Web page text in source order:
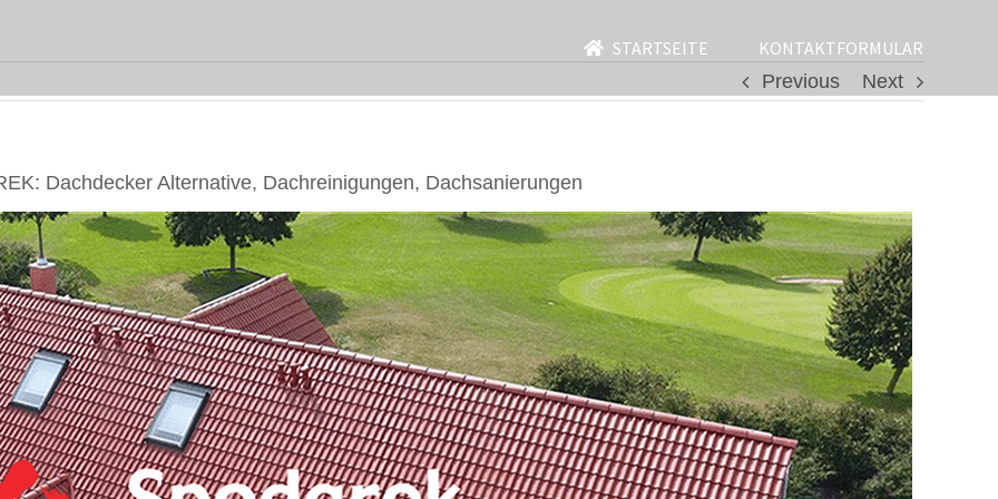
STARTSEITE
KONTAKTFORMULAR
Previous
Next
Dachdecker Alternative, Dachreinigungen, Dachsanierungen